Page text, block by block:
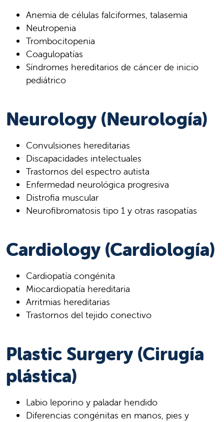
Anemia de células falciformes, talasemia
Neutropenia
Trombocitopenia
Coagulopatías
Síndromes hereditarios de cáncer de inicio
pediátrico
Neurology (Neurología)
Convulsiones hereditarias
Discapacidades intelectuales
Trastornos del espectro autista
Enfermedad neurológica progresiva
Distrofia muscular
Neurofibromatosis tipo 1 y otras rasopatías
Cardiology (Cardiología)
Cardiopatía congénita
Miocardiopatía hereditaria
Arritmias hereditarias
Trastornos del tejido conectivo
Plastic Surgery (Cirugía
plástica)
Labio leporino y paladar hendido
Diferencias congénitas en manos, pies y